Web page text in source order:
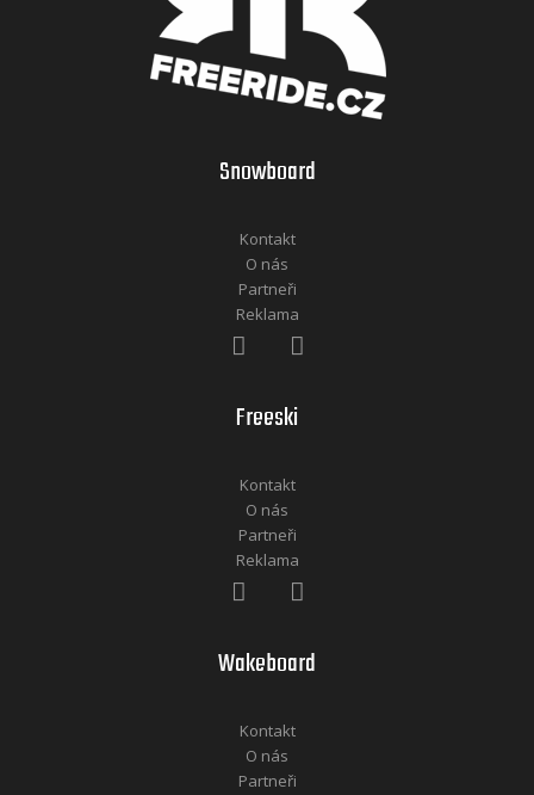
Snowboard
Kontakt
O nás
Partneři
Reklama
Freeski
Kontakt
O nás
Partneři
Reklama
Wakeboard
Kontakt
O nás
Partneři